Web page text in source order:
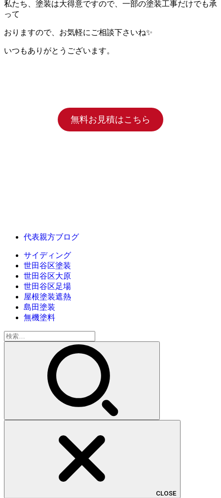
私たち、塗装は大得意ですので、一部の塗装工事だけでも承
って
おりますので、お気軽にご相談下さいね✨
いつもありがとうございます。
無料お見積はこちら
代表親方ブログ
サイディング
世田谷区塗装
世田谷区大原
世田谷区足場
屋根塗装遮熱
島田塗装
無機塗料
検
索:
CLOSE